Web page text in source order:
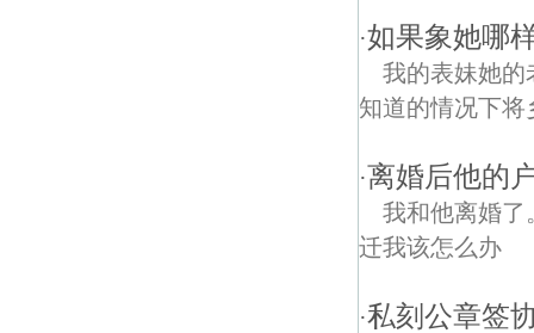
·如果象她哪
我的表妹她的
知道的情况下
·离婚后他的
我和他离婚了
迁我该怎么办
·私刻公章签